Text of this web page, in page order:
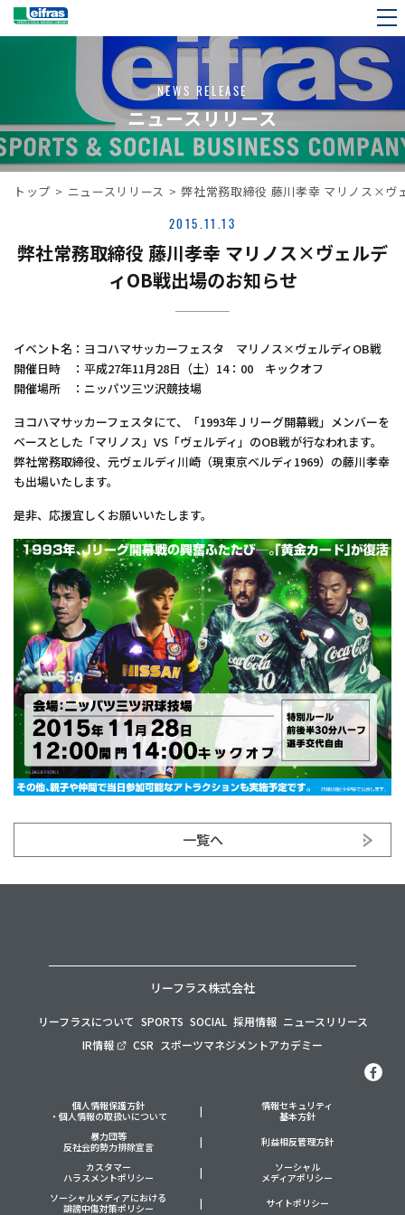
NEWS RELEASE
ニュースリリース
トップ > ニュースリリース > 弊社常務取締役 藤川孝幸 マリノス×ヴ
2015.11.13
弊社常務取締役 藤川孝幸 マリノス×ヴェルデ
ィOB戦出場のお知らせ
イベント名：ヨコハマサッカーフェスタ マリノス×ヴェルディOB戦
開催日時 ：平成27年11月28日（土）14：00 キックオフ
開催場所 ：ニッパツ三ツ沢競技場
ヨコハマサッカーフェスタにて、「1993年Ｊリーグ開幕戦」メンバーを
ベースとした「マリノス」VS「ヴェルディ」のOB戦が行なわれます。
弊社常務取締役、元ヴェルディ川崎（現東京ベルディ1969）の藤川孝幸
も出場いたします。
是非、応援宜しくお願いいたします。
一覧へ
リーフラス株式会社
リーフラスについて SPORTS SOCIAL 採用情報 ニュースリリース
IR情報
CSR スポーツマネジメントアカデミー
個人情報保護方針
・個人情報の取扱いについて
情報セキュリティ
基本方針
暴力団等
反社会的勢力排除宣言
利益相反管理方針
カスタマー
ハラスメントポリシー
ソーシャル
メディアポリシー
ソーシャルメディアにおける
誹謗中傷対策ポリシー
サイトポリシー